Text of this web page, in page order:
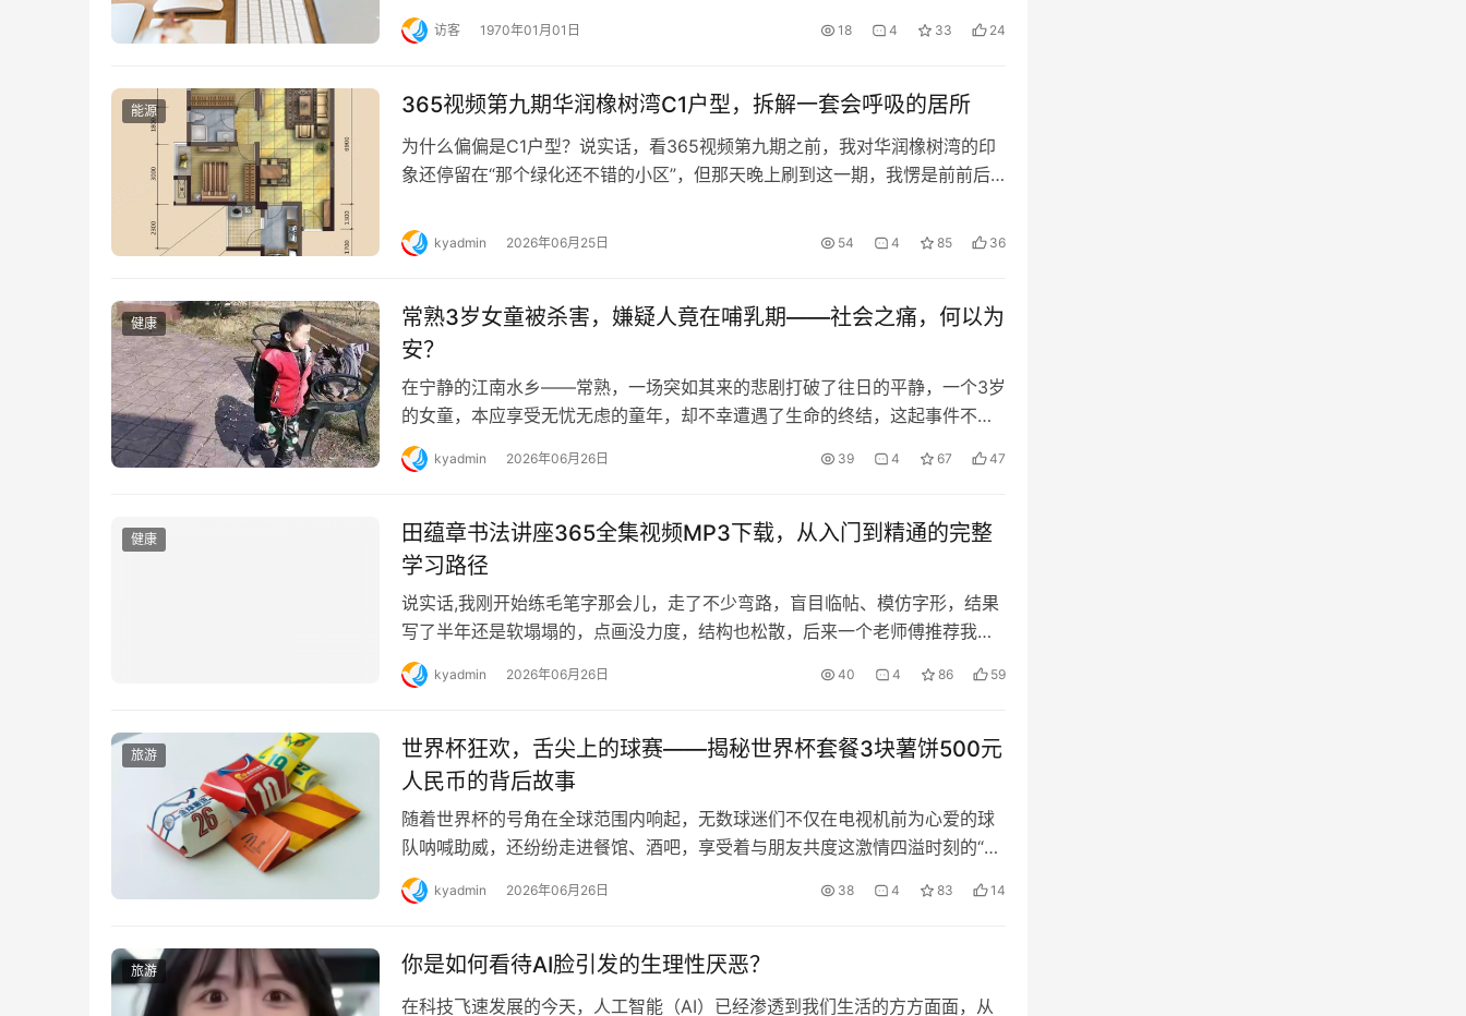
访客 1970年01月01日 18 4 33 24
能源 365视频第九期华润橡树湾C1户型，拆解一套会呼吸的居所
为什么偏偏是C1户型？说实话，看365视频第九期之前，我对华润橡树湾的印
象还停留在“那个绿化还不错的小区”，但那天晚上刷到这一期，我愣是前前后
kyadmin 2026年06月25日 54 4 85 36
健康
常熟3岁女童被杀害，嫌疑人竟在哺乳期——社会之痛，何以为
安？
在宁静的江南水乡——常熟，一场突如其来的悲剧打破了往日的平静，一个3岁
的女童，本应享受无忧无虑的童年，却不幸遭遇了生命的终结，这起事件不仅
让整个社区陷入深深...
kyadmin 2026年06月26日 39 4 67 47
健康
田蕴章书法讲座365全集视频MP3下载，从入门到精通的完整
学习路径
说实话,我刚开始练毛笔字那会儿，走了不少弯路，盲目临帖、模仿字形，结果
写了半年还是软塌塌的，点画没力度，结构也松散，后来一个老师傅推荐我去
看田蕴章老师的讲座，他...
kyadmin 2026年06月26日 40 4 86 59
旅游
世界杯狂欢，舌尖上的球赛——揭秘世界杯套餐3块薯饼500元
人民币的背后故事
随着世界杯的号角在全球范围内响起，无数球迷们不仅在电视机前为心爱的球
队呐喊助威，还纷纷走进餐馆、酒吧，享受着与朋友共度这激情四溢时刻的“世
界杯套餐”，一种名为“...
kyadmin 2026年06月26日 38 4 83 14
旅游 你是如何看待AI脸引发的生理性厌恶？
在科技飞速发展的今天，人工智能（AI）已经渗透到我们生活的方方面面，从